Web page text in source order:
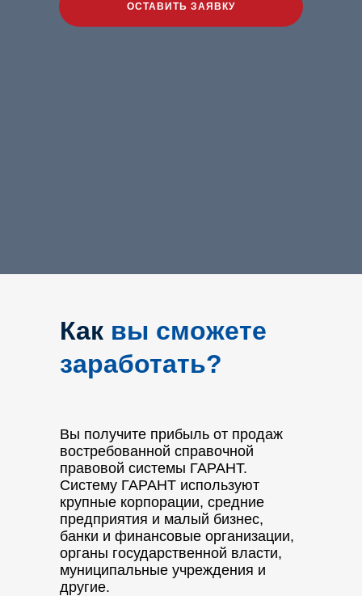
ОСТАВИТЬ ЗАЯВКУ
Как вы сможете
заработать?
Вы получите прибыль от продаж
востребованной справочной
правовой системы ГАРАНТ.
Систему ГАРАНТ используют
крупные корпорации, средние
предприятия и малый бизнес,
банки и финансовые организации,
органы государственной власти,
муниципальные учреждения и
другие.